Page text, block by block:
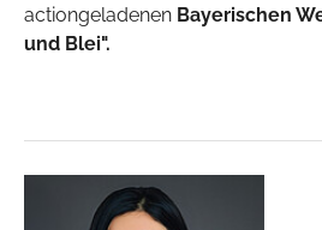
actiongeladenen Bayerischen
und Blei".